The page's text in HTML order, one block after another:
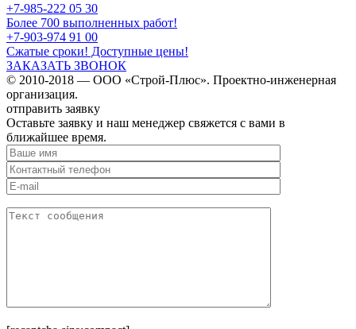
+7-985-222 05 30
Более 700 выполненных работ!
+7-903-974 91 00
Сжатые сроки! Доступные цены!
ЗАКАЗАТЬ ЗВОНОК
© 2010-2018 — ООО «Строй-Плюс». Проектно-инженерная
организация.
отправить заявку
Оставьте заявку и наш менеджер свяжется с вами в
ближайшее время.